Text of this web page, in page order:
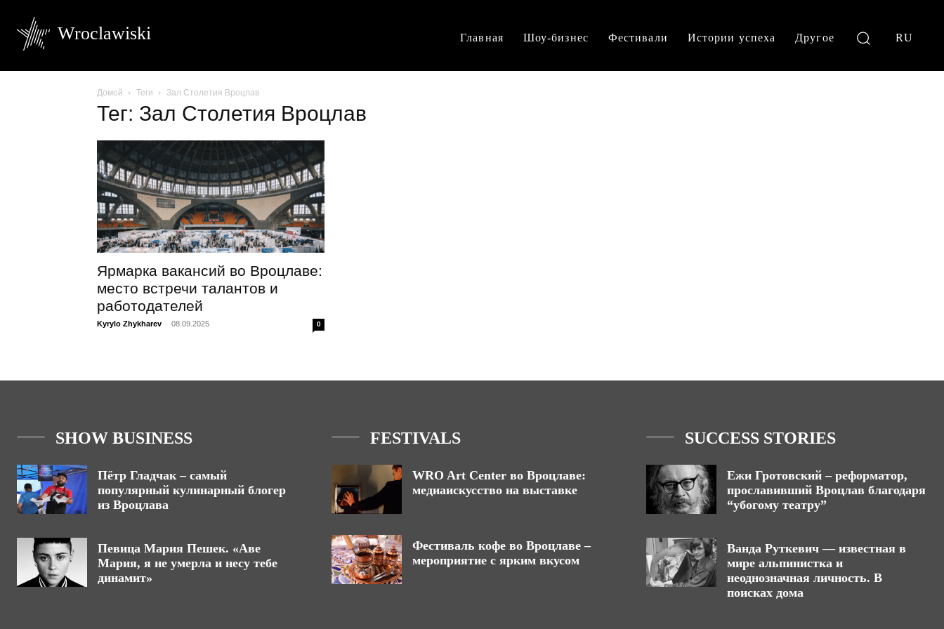
Wroclawiski Главная Шоу-бизнес Фестивали Истории успеха Другое RU
Домой Теги Зал Столетия Вроцлав
Тег: Зал Столетия Вроцлав
Ярмарка вакансий во Вроцлаве:
место встречи талантов и
работодателей
Kyrylo Zhykharev - 08.09.2025 0
SHOW BUSINESS
Пётр Гладчак – самый
популярный кулинарный блогер
из Вроцлава
Певица Мария Пешек. «Аве
Мария, я не умерла и несу тебе
динамит»
FESTIVALS
WRO Art Center во Вроцлаве:
медиаискусство на выставке
Фестиваль кофе во Вроцлаве –
мероприятие с ярким вкусом
SUCCESS STORIES
Ежи Гротовский – реформатор,
прославивший Вроцлав благодаря
“убогому театру”
Ванда Руткевич — известная в
мире альпинистка и
неоднозначная личность. В
поисках дома